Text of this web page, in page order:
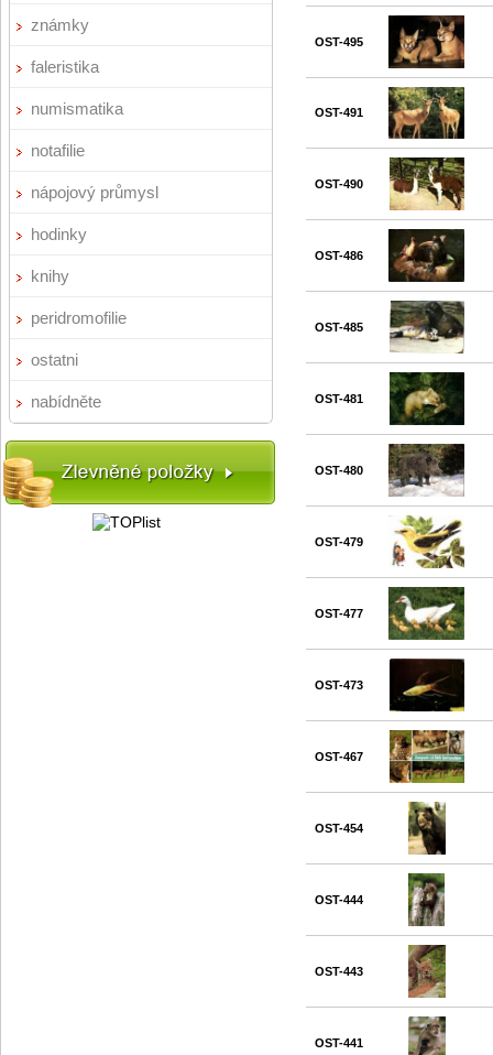
známky
faleristika
numismatika
notafilie
nápojový průmysl
hodinky
knihy
peridromofilie
ostatni
nabídněte
OST-495
OST-491
OST-490
OST-486
OST-485
OST-481
OST-480
OST-479
OST-477
OST-473
OST-467
OST-454
OST-444
OST-443
OST-441